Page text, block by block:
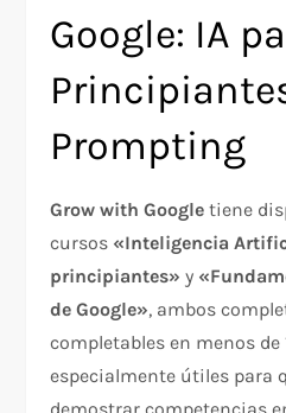
Google: IA
Prompting
Grow with Google tiene
cursos «Inteligencia
principiantes» y
de Google», ambos
completables en menos de
especialmente útiles para